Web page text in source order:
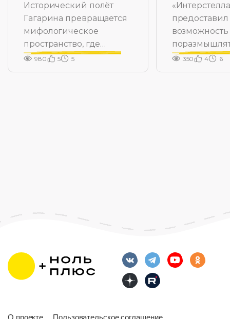
Исторический полёт
Гагарина превращается
мифологическое
пространство, где
рождается Герой
980 5 5
предоставил
множестве
тем.
350 4 6